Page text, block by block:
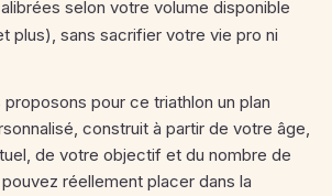
selon votre volume disponible
plus), sans sacrifier votre vie pro ni
proposons pour ce triathlon un plan
construit à partir de votre âge,
de votre objectif et du nombre de
réellement placer dans la